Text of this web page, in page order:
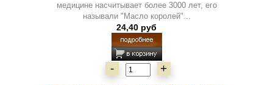
медицине насчитывает более 3000 лет, его
называли "Масло королей"...
24,40 руб
- +